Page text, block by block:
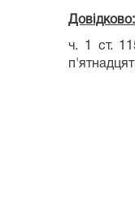
Довідково:
ч. 1 ст.